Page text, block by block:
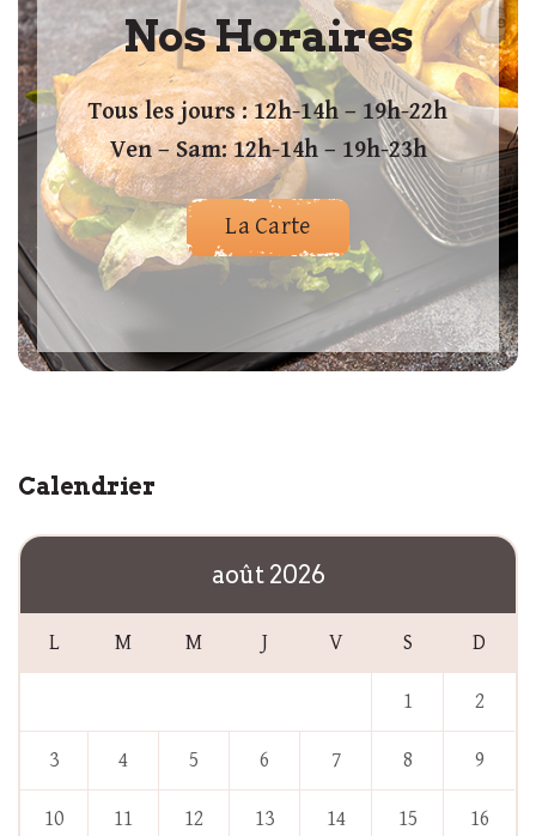
Nos Horaires
Tous les jours : 12h-14h – 19h-22h
Ven – Sam: 12h-14h – 19h-23h
La Carte
Calendrier
août 2026
L M M J V S D
1 2
3 4 5 6 7 8 9
10 11 12 13 14 15 16